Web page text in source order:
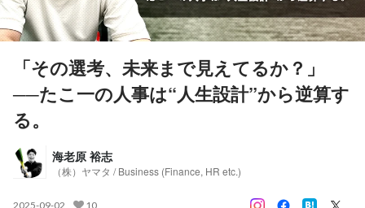
「その選考、未来まで見えてるか？」
──たこ一の人事は“人生設計”から逆算す
る。
海老原 裕志
（株）ヤマタ / Business (Finance, HR etc.)
2025-09-02 10